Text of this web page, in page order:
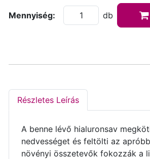
Mennyiség: db
Részletes Leírás
A benne lévő hialuronsav
nedvességet és feltölti az
növényi összetevők fokozzák a